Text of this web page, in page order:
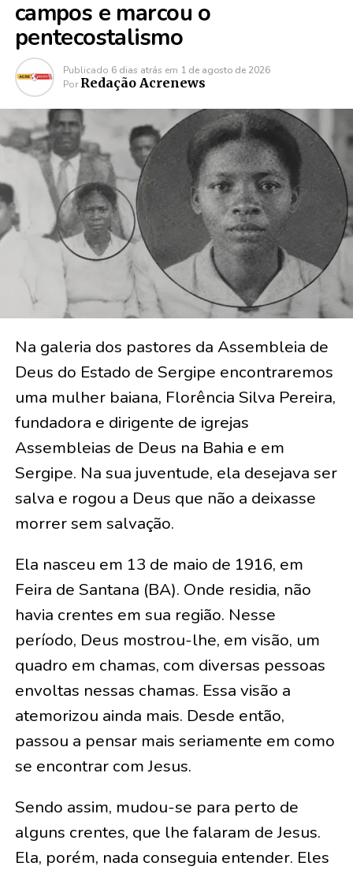
campos e marcou o
pentecostalismo
Publicado 6 dias atrás em 1 de agosto de 2026
Por Redação Acrenews
Na galeria dos pastores da Assembleia de
Deus do Estado de Sergipe encontraremos
uma mulher baiana, Florência Silva Pereira,
fundadora e dirigente de igrejas
Assembleias de Deus na Bahia e em
Sergipe. Na sua juventude, ela desejava ser
salva e rogou a Deus que não a deixasse
morrer sem salvação.
Ela nasceu em 13 de maio de 1916, em
Feira de Santana (BA). Onde residia, não
havia crentes em sua região. Nesse
período, Deus mostrou-lhe, em visão, um
quadro em chamas, com diversas pessoas
envoltas nessas chamas. Essa visão a
atemorizou ainda mais. Desde então,
passou a pensar mais seriamente em como
se encontrar com Jesus.
Sendo assim, mudou-se para perto de
alguns crentes, que lhe falaram de Jesus.
Ela, porém, nada conseguia entender. Eles